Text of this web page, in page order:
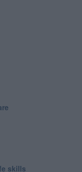
skills